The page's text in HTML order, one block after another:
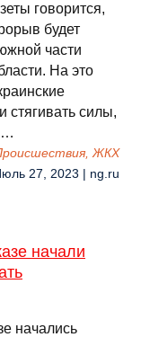
говорится,
будет
части
На это
стягивать силы,
…
ЖКХ
27, 2023 | ng.ru
начали
начались